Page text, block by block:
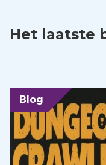
Het laatste
Blog